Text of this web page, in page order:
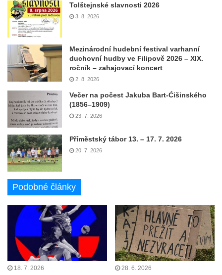
Tolštejnské slavnosti 2026
3. 8. 2026
Mezinárodní hudební festival varhanní
duchovní hudby ve Filipově 2026 – XIX.
ročník – zahajovací koncert
2. 8. 2026
Večer na počest Jakuba Bart-Ćišinského
(1856–1909)
23. 7. 2026
Příměstský tábor 13. – 17. 7. 2026
20. 7. 2026
Podobné články
18. 7. 2026 28. 6. 2026